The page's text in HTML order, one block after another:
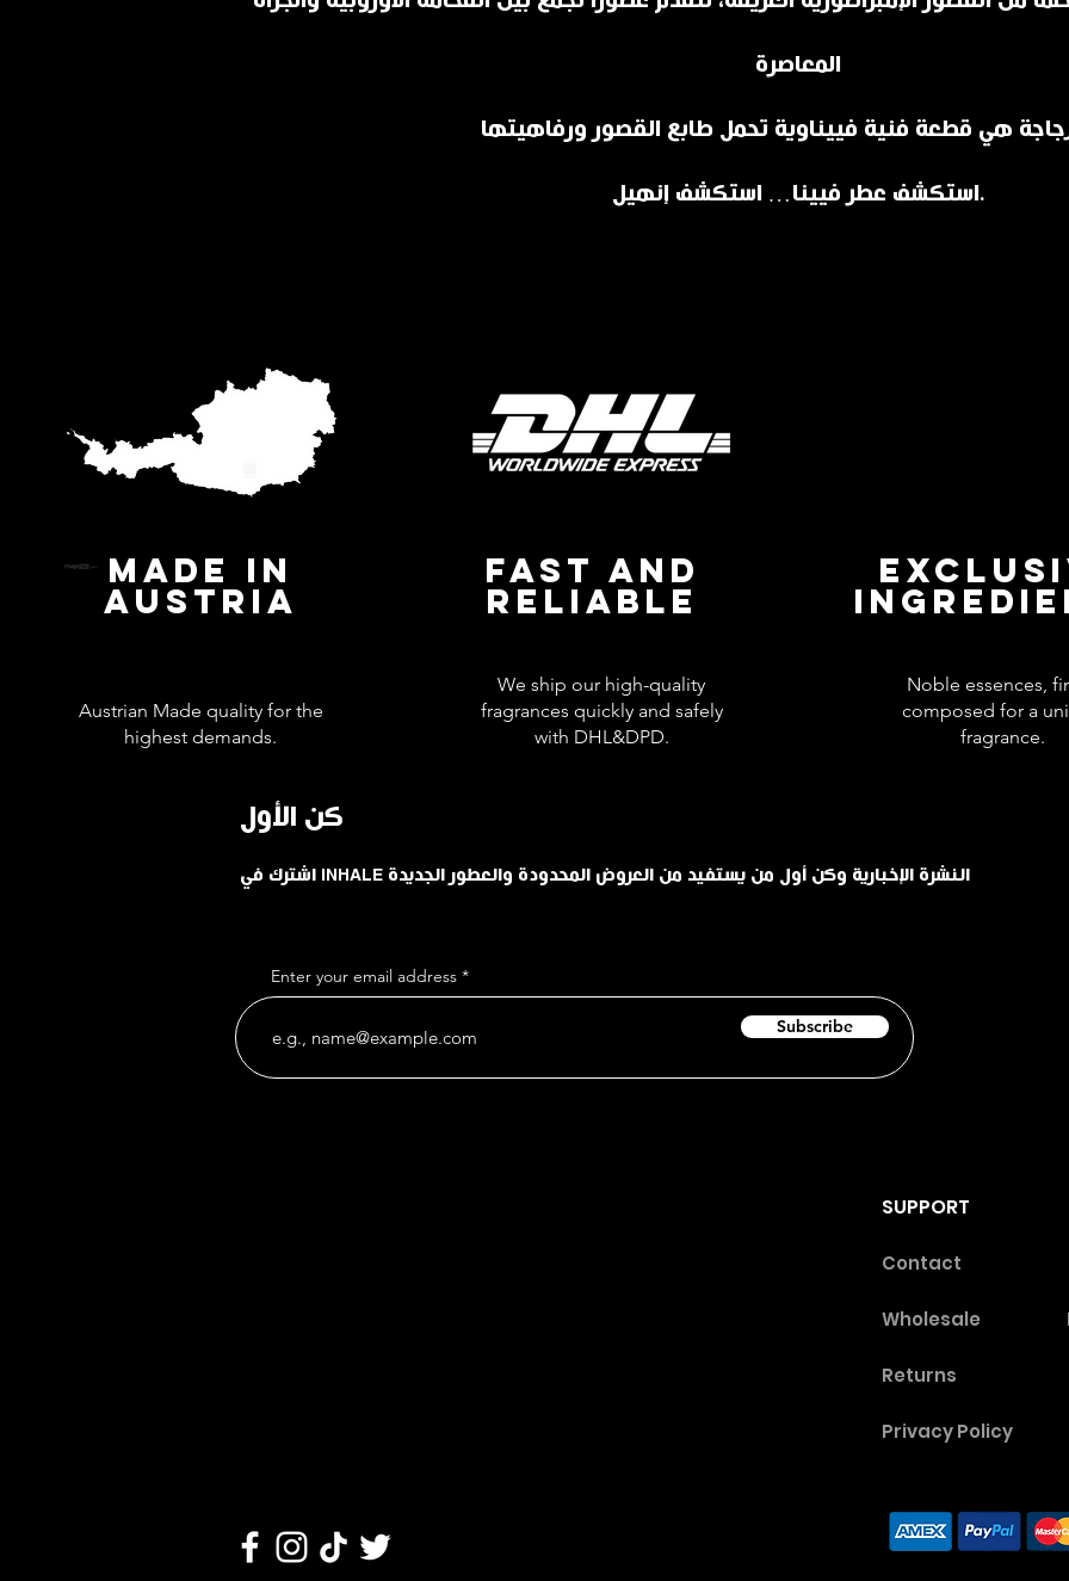
المعاصرة
استكشف عطر فيينا… استكشف إنهيل.
MADE IN
AUSTRIA
Austrian Made quality for the
highest demands.
FAST AND
RELIABLE
We ship our high-quality
fragrances quickly and safely
with DHL&DPD.
Noble essences,
composed for a
fragrance.
كن الأول
اشترك في INHALE النشرة الإخبارية وكن أول من يستفيد من العروض المحدودة والعطور الجديدة
Enter your email address
Subscribe
SUPPORT
Contact
Wholesale
Returns
Privacy Policy